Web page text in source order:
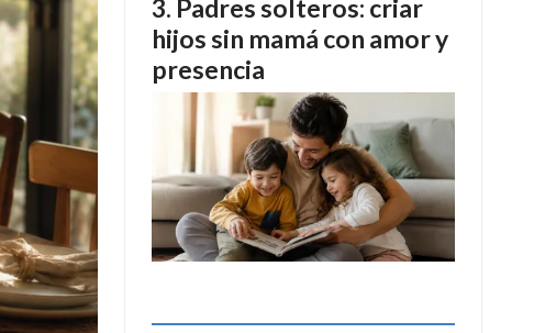
Padres solteros: criar
hijos sin mamá con amor y
presencia